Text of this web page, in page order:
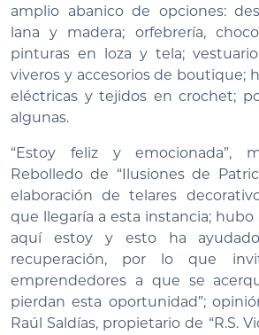
amplio abanico de opciones:
lana y madera; orfebrería,
pinturas en loza y tela;
viveros y accesorios de boutique;
eléctricas y tejidos en crochet;
algunas.
“Estoy feliz y emocionada”,
Rebolledo de “Ilusiones de
elaboración de telares
que llegaría a esta instancia; hubo
aquí estoy y esto ha
recuperación, por lo que
emprendedores a que se
pierdan esta oportunidad”;
Raúl Saldías, propietario de “R.S.